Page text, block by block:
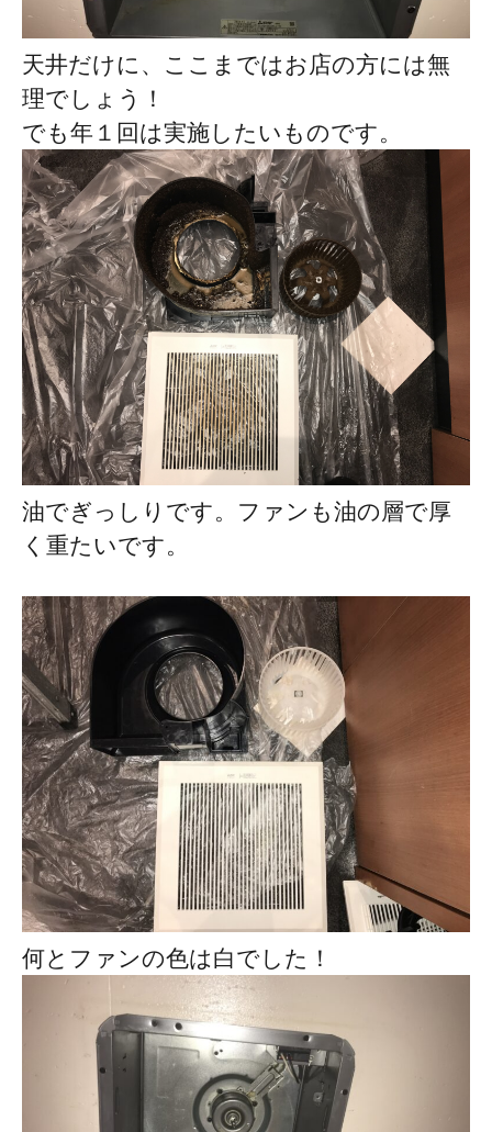
天井だけに、ここまではお店の方には無
理でしょう！
でも年１回は実施したいものです。
油でぎっしりです。ファンも油の層で厚
く重たいです。
何とファンの色は白でした！